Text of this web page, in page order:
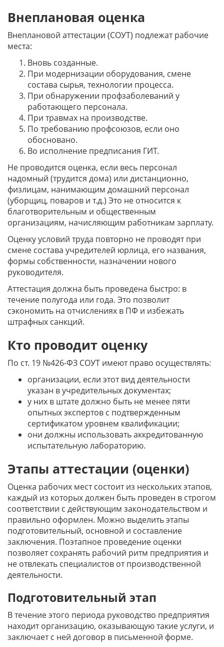
Внеплановая оценка
Внеплановой аттестации (СОУТ) подлежат рабочие
места:
Вновь созданные.
При модернизации оборудования, смене
состава сырья, технологии процесса.
При обнаружении профзаболеваний у
работающего персонала.
При травмах на производстве.
По требованию профсоюзов, если оно
обосновано.
Во исполнение предписания ГИТ.
Не проводится оценка, если весь персонал
надомный (трудится дома) или дистанционно,
физлицам, нанимающим домашний персонал
(уборщиц, поваров и т.д.) Это не относится к
благотворительным и общественным
организациям, начисляющим работникам зарплату.
Оценку условий труда повторно не проводят при
смене состава учредителей юрлица, его названия,
формы собственности, назначении нового
руководителя.
Аттестация должна быть проведена быстро: в
течение полугода или года. Это позволит
сэкономить на отчислениях в ПФ и избежать
штрафных санкций.
Кто проводит оценку
По ст. 19 №426-ФЗ СОУТ имеют право осуществлять:
организации, если этот вид деятельности
указан в учредительных документах;
у них в штате должно быть не менее пяти
опытных экспертов с подтвержденным
сертификатом уровнем квалификации;
они должны использовать аккредитованную
испытательную лабораторию.
Этапы аттестации (оценки)
Оценка рабочих мест состоит из нескольких этапов,
каждый из которых должен быть проведен в строгом
соответствии с действующим законодательством и
правильно оформлен. Можно выделить этапы
подготовительный, основной и составление
заключения. Поэтапное проведение оценки
позволяет сохранять рабочий ритм предприятия и
не отвлекать специалистов от производственной
деятельности.
Подготовительный этап
В течение этого периода руководство предприятия
находит организацию, оказывающую такие услуги, и
заключает с ней договор в письменной форме.